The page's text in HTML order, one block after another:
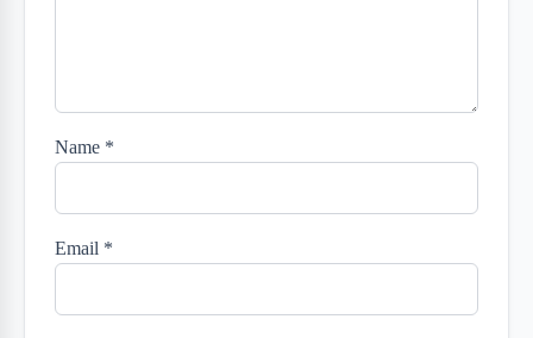
Name *
Email *